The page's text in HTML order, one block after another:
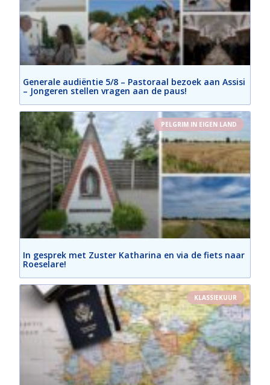
Generale audiëntie 5/8 – Pastoraal bezoek aan Assisi
– Jongeren stellen vragen aan de paus!
PELGRIM IN EIGEN LAND
In gesprek met Zuster Katharina en via de fiets naar
Roeselare!
KLASSIEKUUR